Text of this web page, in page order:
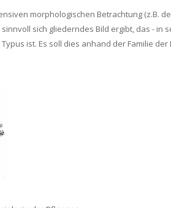
morphologischen Betrachtung (z.B.
sich gliederndes Bild ergibt, das - in
ist. Es soll dies anhand der Familie